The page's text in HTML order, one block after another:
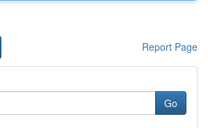
Report Page
Go